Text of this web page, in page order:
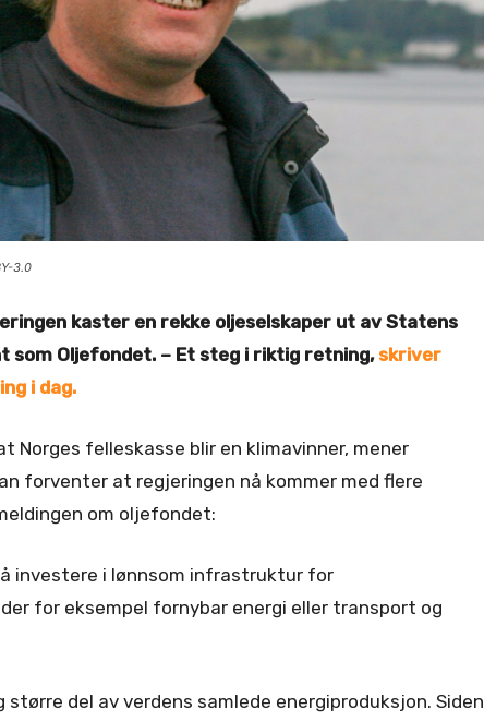
3.0
kaster en rekke oljeselskaper ut av Statens
som Oljefondet. – Et steg i riktig retning, skriver
i dag.
Norges felleskasse blir en klimavinner, mener
forventer at regjeringen nå kommer med flere
om oljefondet:
investere i lønnsom infrastruktur for
for eksempel fornybar energi eller transport og
del av verdens samlede energiproduksjon. Siden